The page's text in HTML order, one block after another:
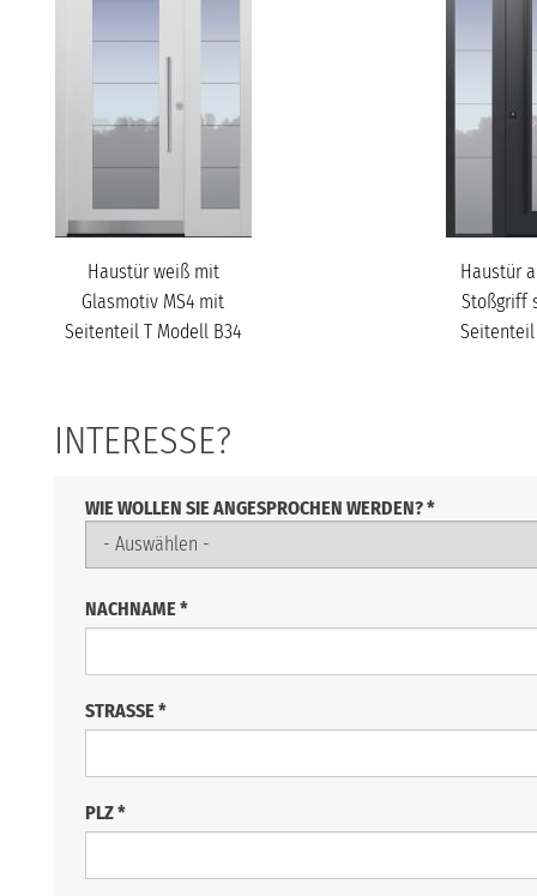
Haustür weiß mit
Glasmotiv MS4 mit
Seitenteil T Modell B34
Haustür
Stoßgriff
Seitenteil
INTERESSE?
WIE WOLLEN SIE ANGESPROCHEN WERDEN?*
NACHNAME *
STRASSE *
PLZ*